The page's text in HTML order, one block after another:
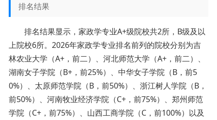
排名结果
排名结果显示，家政学专业A+级院校共2所，B级及以
上院校6所。2026年家政学专业排名前列的院校分别为吉
林农业大学（A+，前二）、河北师范大学（A+，前二）、
湖南女子学院（B+，前25%）、中华女子学院（B，前5
0%）、太原师范学院（B，前50%）、浙江树人学院（B，
前50%）、河南牧业经济学院（C+，前75%）、郑州师范
学院（C+，前75%）、山西工商学院（C，前100%）以及